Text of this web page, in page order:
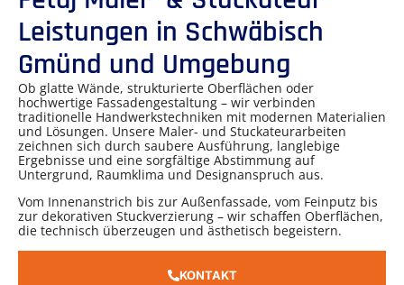
Leistungen in Schwäbisch
Gmünd und Umgebung
Ob glatte Wände, strukturierte Oberflächen oder
hochwertige Fassadengestaltung – wir verbinden
traditionelle Handwerkstechniken mit modernen Materialien
und Lösungen. Unsere Maler- und Stuckateurarbeiten
zeichnen sich durch saubere Ausführung, langlebige
Ergebnisse und eine sorgfältige Abstimmung auf
Untergrund, Raumklima und Designanspruch aus.
Vom Innenanstrich bis zur Außenfassade, vom Feinputz bis
zur dekorativen Stuckverzierung – wir schaffen Oberflächen,
die technisch überzeugen und ästhetisch begeistern.
KONTAKT